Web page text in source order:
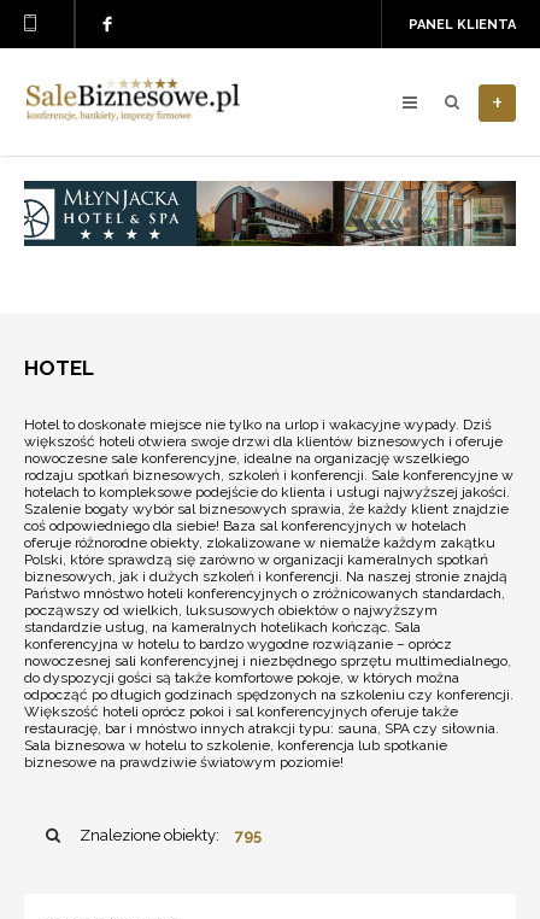
PANEL KLIENTA
+
HOTEL
Hotel to doskonałe miejsce nie tylko na urlop i wakacyjne wypady. Dziś
większość hoteli otwiera swoje drzwi dla klientów biznesowych i oferuje
nowoczesne sale konferencyjne, idealne na organizację wszelkiego
rodzaju spotkań biznesowych, szkoleń i konferencji. Sale konferencyjne w
hotelach to kompleksowe podejście do klienta i usługi najwyższej jakości.
Szalenie bogaty wybór sal biznesowych sprawia, że każdy klient znajdzie
coś odpowiedniego dla siebie! Baza sal konferencyjnych w hotelach
oferuje różnorodne obiekty, zlokalizowane w niemalże każdym zakątku
Polski, które sprawdzą się zarówno w organizacji kameralnych spotkań
biznesowych, jak i dużych szkoleń i konferencji. Na naszej stronie znajdą
Państwo mnóstwo hoteli konferencyjnych o zróżnicowanych standardach,
począwszy od wielkich, luksusowych obiektów o najwyższym
standardzie usług, na kameralnych hotelikach kończąc. Sala
konferencyjna w hotelu to bardzo wygodne rozwiązanie – oprócz
nowoczesnej sali konferencyjnej i niezbędnego sprzętu multimedialnego,
do dyspozycji gości są także komfortowe pokoje, w których można
odpocząć po długich godzinach spędzonych na szkoleniu czy konferencji.
Większość hoteli oprócz pokoi i sal konferencyjnych oferuje także
restaurację, bar i mnóstwo innych atrakcji typu: sauna, SPA czy siłownia.
Sala biznesowa w hotelu to szkolenie, konferencja lub spotkanie
biznesowe na prawdziwie światowym poziomie!
Znalezione obiekty: 795